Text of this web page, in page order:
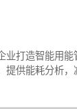
业打造智能用能
提供能耗分析